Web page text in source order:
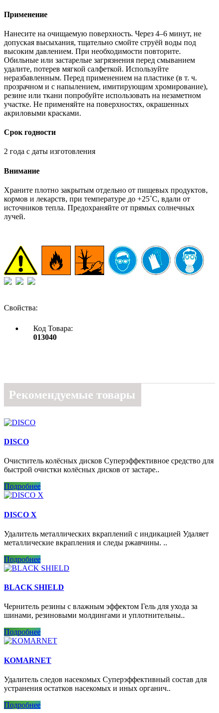
Применение
Нанесите на очищаемую поверхность. Через 4–6 минут, не
допуская высыхания, тщательно смойте струёй воды под
высоким давлением. При необходимости повторите.
Обильные или застарелые загрязнения перед смыванием
удалите, потерев мягкой салфеткой. Используйте
неразбавленным. Перед применением на пластике (в т. ч.
прозрачном и с напылением, имитирующим хромирование),
резине или ткани попробуйте использовать на незаметном
участке. Не применяйте на поверхностях, окрашенных
акриловыми красками.
Срок годности
2 года с даты изготовления
Внимание
Храните плотно закрытым отдельно от пищевых продуктов,
кормов и лекарств, при температуре до +25˚С, вдали от
источников тепла. Предохраняйте от прямых солнечных
лучей.
Свойства:
Код Товара:
013040
Рекомендуемые товары
DISCO
Очиститель колёсных дисков Суперэффективное средство для
быстрой очистки колёсных дисков от застаре..
Подробнее
DISCO X
Удалитель металлических вкраплений с индикацией Удаляет
металлические вкрапления и следы ржавчины. ..
Подробнее
BLACK SHIELD
Чернитель резины с влажным эффектом Гель для ухода за
шинами, резиновыми молдингами и уплотнительны..
Подробнее
KOMARNET
Удалитель следов насекомых Суперэффективный состав для
устранения остатков насекомых и иных органич..
Подробнее